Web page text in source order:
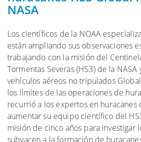
NASA
Los científicos de la NOAA
están ampliando sus observaciones
trabajando con la misión del
Tormentas Severas (HS3) de la
vehículos aéreos no tripulados
los límites de las operaciones de
recurrió a los expertos en huracanes
aumentar su equipo científico del
misión de cinco años para investigar
subyacen a la formación de